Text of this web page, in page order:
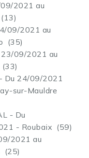
2021 au
09/2021 au
(35)
23/09/2021 au
Du 24/09/2021
sur-Mauldre
- Du
- Roubaix (59)
2021 au
(25)